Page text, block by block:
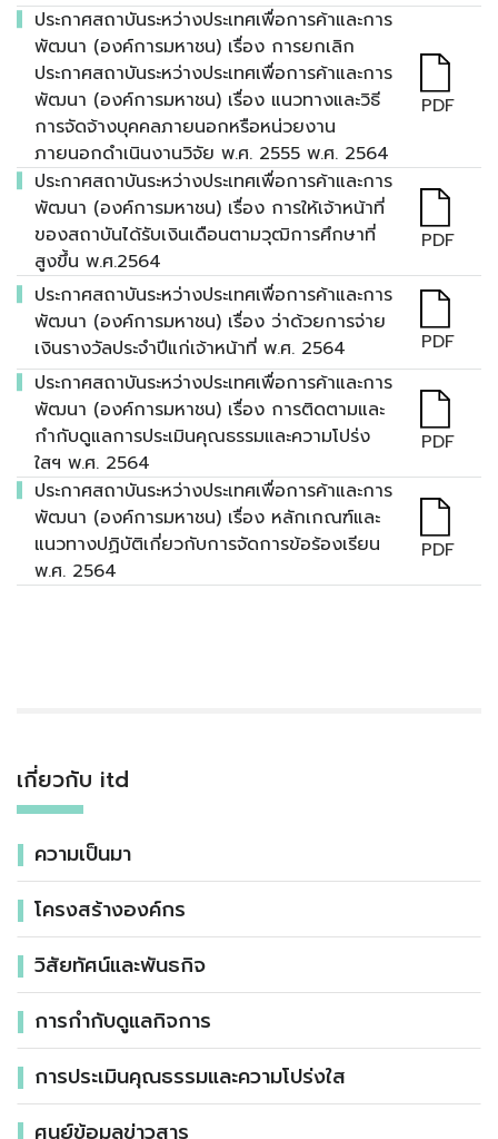
ประกาศสถาบันระหว่างประเทศเพื่อการค้าและการ
พัฒนา (องค์การมหาชน) เรื่อง การยกเลิก
ประกาศสถาบันระหว่างประเทศเพื่อการค้าและการ
พัฒนา (องค์การมหาชน) เรื่อง แนวทางและวิธี
การจัดจ้างบุคคลภายนอกหรือหน่วยงาน
ภายนอกดำเนินงานวิจัย พ.ศ. 2555 พ.ศ. 2564
PDF
ประกาศสถาบันระหว่างประเทศเพื่อการค้าและการ
พัฒนา (องค์การมหาชน) เรื่อง การให้เจ้าหน้าที่
ของสถาบันได้รับเงินเดือนตามวุฒิการศึกษาที่
สูงขึ้น พ.ศ.2564
PDF
ประกาศสถาบันระหว่างประเทศเพื่อการค้าและการ
พัฒนา (องค์การมหาชน) เรื่อง ว่าด้วยการจ่าย
เงินรางวัลประจำปีแก่เจ้าหน้าที่ พ.ศ. 2564
PDF
ประกาศสถาบันระหว่างประเทศเพื่อการค้าและการ
พัฒนา (องค์การมหาชน) เรื่อง การติดตามและ
กำกับดูแลการประเมินคุณธรรมและความโปร่ง
ใสฯ พ.ศ. 2564
PDF
ประกาศสถาบันระหว่างประเทศเพื่อการค้าและการ
พัฒนา (องค์การมหาชน) เรื่อง หลักเกณฑ์และ
แนวทางปฏิบัติเกี่ยวกับการจัดการข้อร้องเรียน
พ.ศ. 2564
PDF
เกี่ยวกับ itd
ความเป็นมา
โครงสร้างองค์กร
วิสัยทัศน์และพันธกิจ
การกำกับดูแลกิจการ
การประเมินคุณธรรมและความโปร่งใส
ศูนย์ข้อมูลข่าวสาร